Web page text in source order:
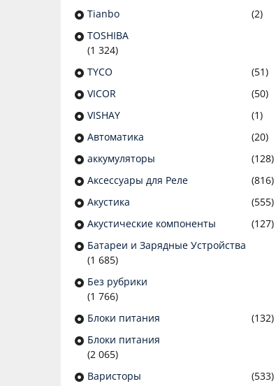
Tianbo
(2)
TOSHIBA
(1 324)
TYCO
(51)
VICOR
(50)
VISHAY
(1)
Автоматика
(20)
аккумуляторы
(128)
Аксессуары для Реле
(816)
Акустика
(555)
Акустические компоненты
(127)
Батареи и Зарядные Устройства
(1 685)
Без рубрики
(1 766)
Блоки питания
(132)
Блоки питания
(2 065)
Варисторы
(533)